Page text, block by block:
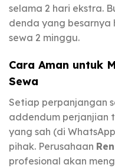
selama 2 hari ekstra.
denda yang besarnya
sewa 2 minggu.
Cara Aman untuk
Sewa
Setiap perpanjangan
addendum perjanjian
yang sah (di
pihak. Perusahaan
profesional akan